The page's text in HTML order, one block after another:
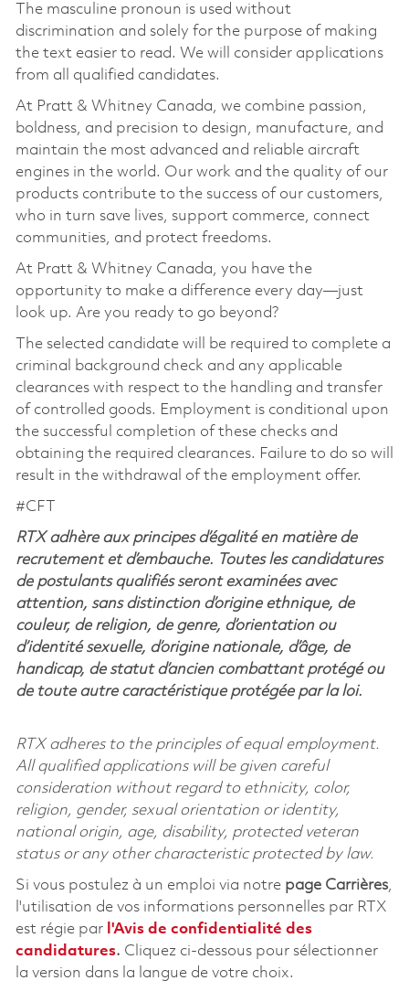
The masculine pronoun is used without
discrimination and solely for the purpose of making
the text easier to read. We will consider applications
from all qualified candidates.
At Pratt & Whitney Canada, we combine passion,
boldness, and precision to design, manufacture, and
maintain the most advanced and reliable aircraft
engines in the world. Our work and the quality of our
products contribute to the success of our customers,
who in turn save lives, support commerce, connect
communities, and protect freedoms.
At Pratt & Whitney Canada, you have the
opportunity to make a difference every day—just
look up. Are you ready to go beyond?
The selected candidate will be required to complete a
criminal background check and any applicable
clearances with respect to the handling and transfer
of controlled goods. Employment is conditional upon
the successful completion of these checks and
obtaining the required clearances. Failure to do so will
result in the withdrawal of the employment offer.
#CFT
RTX adhère aux principes d’égalité en matière de
recrutement et d’embauche. Toutes les candidatures
de postulants qualifiés seront examinées avec
attention, sans distinction d’origine ethnique, de
couleur, de religion, de genre, d’orientation ou
d’identité sexuelle, d’origine nationale, d’âge, de
handicap, de statut d’ancien combattant protégé ou
de toute autre caractéristique protégée par la loi.
RTX adheres to the principles of equal employment.
All qualified applications will be given careful
consideration without regard to ethnicity, color,
religion, gender, sexual orientation or identity,
national origin, age, disability, protected veteran
status or any other characteristic protected by law.
Si vous postulez à un emploi via notre page Carrières,
l'utilisation de vos informations personnelles par RTX
est régie par l'Avis de confidentialité des
candidatures. Cliquez ci-dessous pour sélectionner
la version dans la langue de votre choix.